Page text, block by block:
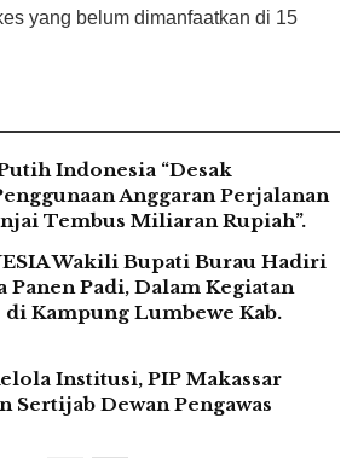
yang belum dimanfaatkan di 15
Indonesia “Desak
Anggaran Perjalanan
Tembus Miliaran Rupiah”.
Wakili Bupati Burau Hadiri
Panen Padi, Dalam Kegiatan
Kampung Lumbewe Kab.
Institusi, PIP Makassar
Sertijab Dewan Pengawas